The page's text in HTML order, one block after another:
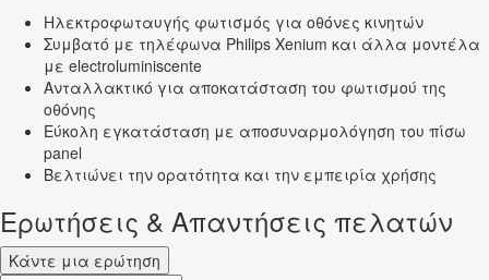
Ηλεκτροφωταυγής φωτισμός για οθόνες κινητών
Συμβατό με τηλέφωνα Philips Xenium και άλλα μοντέλα
με electroluminiscente
Ανταλλακτικό για αποκατάσταση του φωτισμού της
οθόνης
Εύκολη εγκατάσταση με αποσυναρμολόγηση του πίσω
panel
Βελτιώνει την ορατότητα και την εμπειρία χρήσης
Ερωτήσεις & Απαντήσεις πελατών
Κάντε μια ερώτηση